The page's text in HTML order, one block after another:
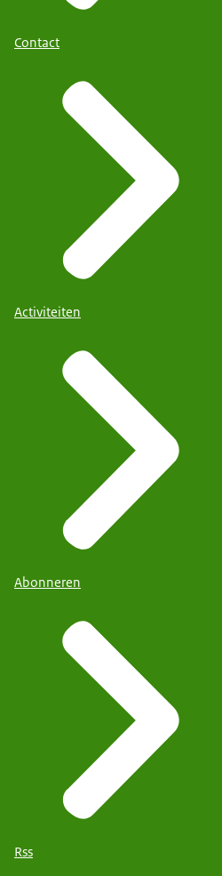
Contact
Activiteiten
Abonneren
Rss